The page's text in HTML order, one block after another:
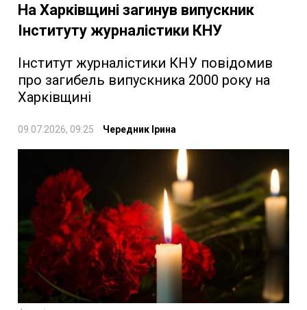
На Харківщині загинув випускник
Інституту журналістики КНУ
Інститут журналістики КНУ повідомив
про загибель випускника 2000 року на
Харківщині
09.07.2026, 09:25 Чередник Ірина